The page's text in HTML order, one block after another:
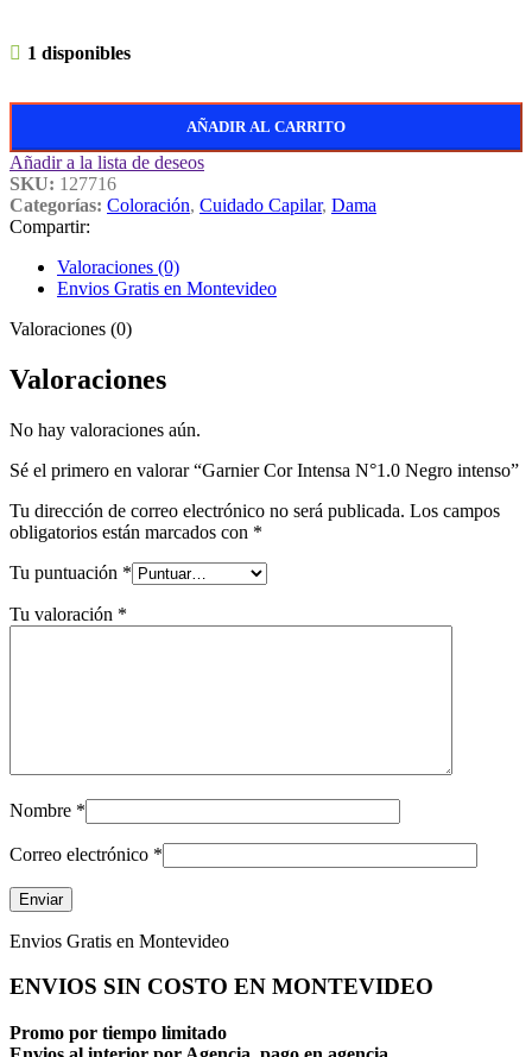
1 disponibles
AÑADIR AL CARRITO
Añadir a la lista de deseos
SKU: 127716
Categorías: Coloración, Cuidado Capilar, Dama
Compartir:
Valoraciones (0)
Envios Gratis en Montevideo
Valoraciones (0)
Valoraciones
No hay valoraciones aún.
Sé el primero en valorar “Garnier Cor Intensa N°1.0 Negro intenso”
Tu dirección de correo electrónico no será publicada. Los campos
obligatorios están marcados con *
Tu puntuación *
Tu valoración *
Nombre *
Correo electrónico *
Envios Gratis en Montevideo
ENVIOS SIN COSTO EN MONTEVIDEO
Promo por tiempo limitado